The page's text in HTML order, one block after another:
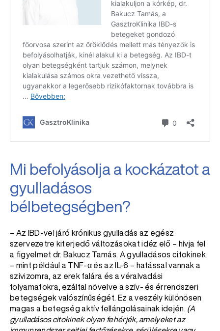
Mi befolyásolja a kockázatot a
gyulladásos
bélbetegségben?
– Az IBD-vel járó krónikus gyulladás az egész
szervezetre kiterjedő változásokat idéz elő – hívja fel
a figyelmet dr. Bakucz Tamás. A gyulladásos citokinek
– mint például a TNF-α és az IL-6 – hatással vannak a
szívizomra, az erek falára és a véralvadási
folyamatokra, ezáltal növelve a szív- és érrendszeri
betegségek valószínűségét. Ez a veszély különösen
magas a betegség aktív fellángolásainak idején. (A
gyulladásos citokinek olyan fehérjék, amelyeket az